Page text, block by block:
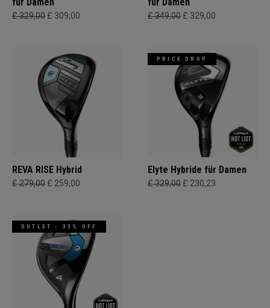
£ 329,00 £ 309,00 £ 349,00 £ 329,00
REVA RISE Hybrid
£ 279,00 £ 259,00
PRICE DROP
Elyte Hybride für Damen
£ 329,00 £ 230,23
OUTLET - 33% OFF